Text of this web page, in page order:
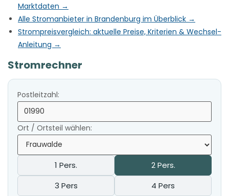
Marktdaten →
Alle Stromanbieter in Brandenburg im Überblick →
Strompreisvergleich: aktuelle Preise, Kriterien & Wechsel-
Anleitung →
Stromrechner
Postleitzahl:
Ort / Ortsteil wählen:
1 Pers.
2 Pers.
3 Pers
4 Pers